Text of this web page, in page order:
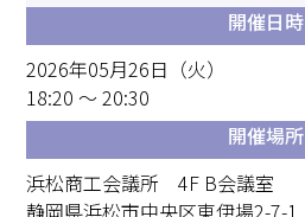
開催日時
2026年05月26日（火）
18:20 ～ 20:30
開催場所
浜松商工会議所 4F B会議室